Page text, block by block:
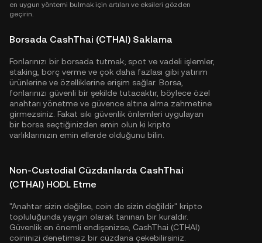
en uygun yöntemi bulmak için artıları ve eksileri gözden
geçirin.
Borsada CashThai (CTHAI) Saklama
Fonlarınızı bir borsada tutmak; spot ve vadeli işlemler,
staking, borç verme ve çok daha fazlası gibi yatırım
ürünlerine ve özelliklerine erişim sağlar. Borsa,
fonlarınızı güvenli bir şekilde tutacaktır, böylece özel
anahtarı yönetme ve güvence altına alma zahmetine
girmezsiniz. Fakat sıkı güvenlik önlemleri uygulayan
bir borsa seçtiğinizden emin olun ki kripto
varlıklarınızın emin ellerde olduğunu bilin.
Non-Custodial Cüzdanlarda CashThai
(CTHAI) HODL Etme
"Anahtar sizin değilse, coin de sizin değildir" kripto
topluluğunda yaygın olarak tanınan bir kuraldır.
Güvenlik en önemli endişenizse, CashThai (CTHAI)
coininizi denetimsiz bir cüzdana çekebilirsiniz.